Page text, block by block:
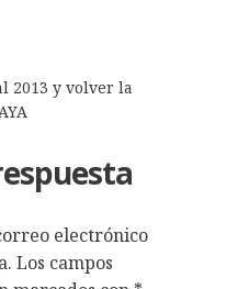
2013 y volver la
electrónico
Los campos